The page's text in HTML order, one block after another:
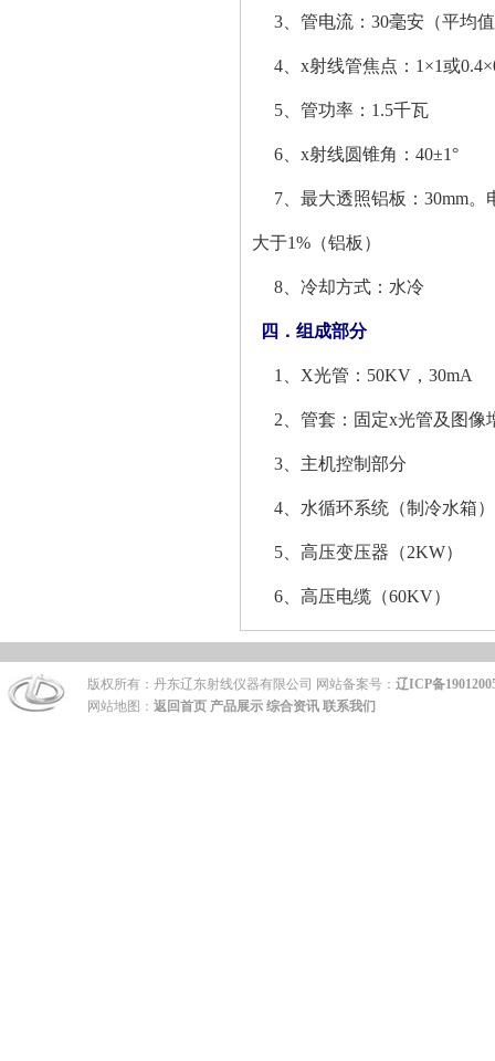
3、管电流：30毫安（平均
4、x射线管焦点：1×1或
5、管功率：1.5千瓦
6、x射线圆锥角：40±1°
7、最大透照铝板：30mm。
大于1%（铝板）
8、冷却方式：水冷
四．组成部分
1、X光管：50KV，30mA
2、管套：固定x光管及图像
3、主机控制部分
4、水循环系统（制冷水箱）
5、高压变压器（2KW）
6、高压电缆（60KV）
版权所有：丹东辽东射线仪器有限公司 网站备案号： 辽ICP备
网站地图： 返回首页 产品展示 综合资讯 联系我们